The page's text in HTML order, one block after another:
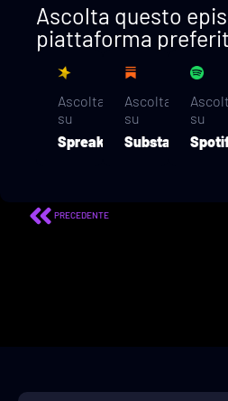
Ascolta questo
piattaforma
Ascolta
su
Spreaker
Ascolta
su
Substack
su
PRECEDENTE